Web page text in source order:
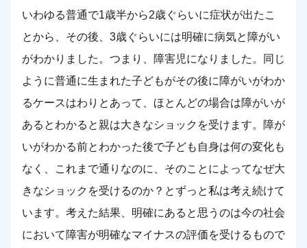
いわゆる普通で1歳半から2歳ぐらいに症状が出たこ
とから、その後、3歳ぐらいには明確に病気と障がい
がわかりました。つまり、障害児になりました。同じ
ように普通に生まれた子どもがその後に障がいがわか
るケースはわりとあって、ほとんどの場合は障がいが
あるとわかると親は大きなショックを受けます。障が
いがわかる前とわかった後で子ども自身は何の変化も
なく、これまで通りなのに、そのことによってなぜ大
きなショックを受けるのか？とずっと私は考え続けて
います。考えた結果、明確にあると思うのは今の社会
において障害が明確なマイナスの評価を受けるもので